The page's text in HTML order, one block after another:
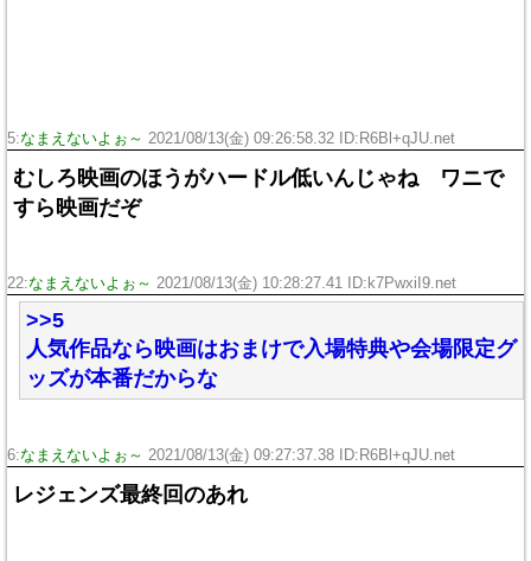
5:なまえないよぉ～ 2021/08/13(金) 09:26:58.32 ID:R6Bl+qJU.net
むしろ映画のほうがハードル低いんじゃね ワニで
すら映画だぞ
22:なまえないよぉ～ 2021/08/13(金) 10:28:27.41 ID:k7PwxiI9.net
>>5
人気作品なら映画はおまけで入場特典や会場限定グ
ッズが本番だからな
6:なまえないよぉ～ 2021/08/13(金) 09:27:37.38 ID:R6Bl+qJU.net
レジェンズ最終回のあれ